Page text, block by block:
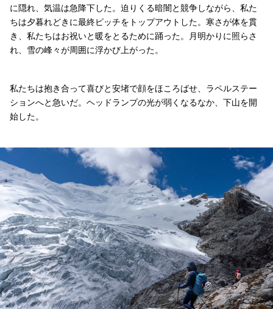
に隠れ、気温は急降下した。迫りくる暗闇と競争しながら、私た
ちは夕暮れどきに最終ピッチをトップアウトした。寒さが体を貫
き、私たちはお祝いと暖をとるために踊った。月明かりに照らさ
れ、雪の峰々が周囲に浮かび上がった。
私たちは抱き合って喜びと安堵で顔をほころばせ、ラペルステー
ションへと急いだ。ヘッドランプの光が弱くなるなか、下山を開
始した。